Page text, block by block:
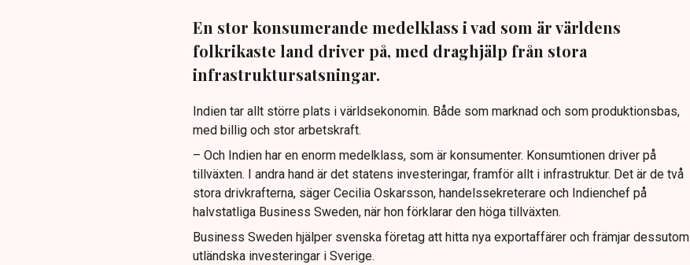
En stor konsumerande medelklass i vad som är världens
folkrikaste land driver på, med draghjälp från stora
infrastruktursatsningar.
Indien tar allt större plats i världsekonomin. Både som marknad och som produktionsbas,
med billig och stor arbetskraft.
– Och Indien har en enorm medelklass, som är konsumenter. Konsumtionen driver på
tillväxten. I andra hand är det statens investeringar, framför allt i infrastruktur. Det är de två
stora drivkrafterna, säger Cecilia Oskarsson, handelssekreterare och Indienchef på
halvstatliga Business Sweden, när hon förklarar den höga tillväxten.
Business Sweden hjälper svenska företag att hitta nya exportaffärer och främjar dessutom
utländska investeringar i Sverige.